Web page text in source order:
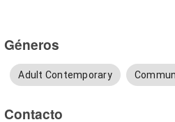
Géneros
Adult Contemporary
Contacto